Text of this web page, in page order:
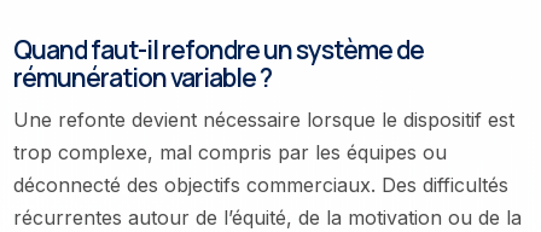
Quand faut-il refondre un système de
rémunération variable ?
Une refonte devient nécessaire lorsque le dispositif est
trop complexe, mal compris par les équipes ou
déconnecté des objectifs commerciaux. Des difficultés
récurrentes autour de l’équité, de la motivation ou de la